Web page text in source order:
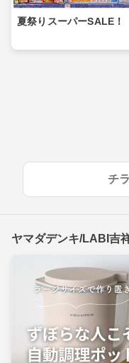
夏祭りスーパーSALE！
チ
ヤマダデンキ/LABI吉